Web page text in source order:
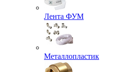
Лента ФУМ
Металлопластик